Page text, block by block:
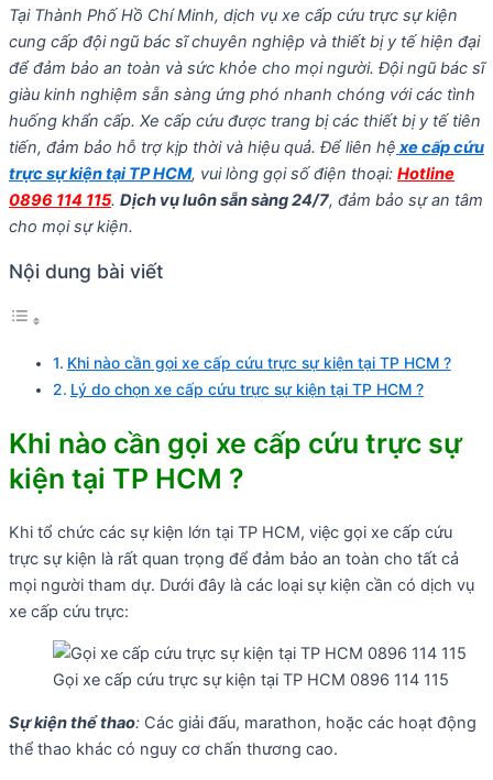
Tại Thành Phố Hồ Chí Minh, dịch vụ xe cấp cứu trực sự kiện
cung cấp đội ngũ bác sĩ chuyên nghiệp và thiết bị y tế hiện đại
để đảm bảo an toàn và sức khỏe cho mọi người. Đội ngũ bác sĩ
giàu kinh nghiệm sẵn sàng ứng phó nhanh chóng với các tình
huống khẩn cấp. Xe cấp cứu được trang bị các thiết bị y tế tiên
tiến, đảm bảo hỗ trợ kịp thời và hiệu quả. Để liên hệ xe cấp cứu
trực sự kiện tại TP HCM, vui lòng gọi số điện thoại: Hotline
0896 114 115. Dịch vụ luôn sẵn sàng 24/7, đảm bảo sự an tâm
cho mọi sự kiện.
Nội dung bài viết
Khi nào cần gọi xe cấp cứu trực sự kiện tại TP HCM ?
Lý do chọn xe cấp cứu trực sự kiện tại TP HCM ?
Khi nào cần gọi xe cấp cứu trực sự
kiện tại TP HCM ?
Khi tổ chức các sự kiện lớn tại TP HCM, việc gọi xe cấp cứu
trực sự kiện là rất quan trọng để đảm bảo an toàn cho tất cả
mọi người tham dự. Dưới đây là các loại sự kiện cần có dịch vụ
xe cấp cứu trực:
Gọi xe cấp cứu trực sự kiện tại TP HCM 0896 114 115
Sự kiện thể thao: Các giải đấu, marathon, hoặc các hoạt động
thể thao khác có nguy cơ chấn thương cao.